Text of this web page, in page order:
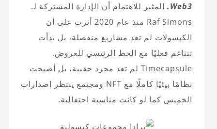
Web3. المثير للاهتمام أن الإدارة المشتركة لـ
Raf Simons منذ عام 2020 أثرت على أن
الكبسولات لم تعد مشاريع منفصلة، بل بدأت
تتناغم فعليًا مع الخط الرئيسي للعروض.
Timecapsule لم تعد مجرد حقيبة، بل أصبحت
نظامًا بيئيًا كاملًا مع NFT ومجتمع ينتظر إصدارات
الخميس كما لو كانت مناسبة احتفالية.